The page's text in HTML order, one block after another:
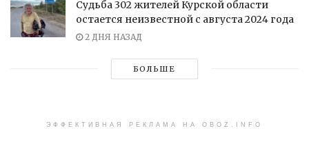
Судьба 302 жителей Курской области
остается неизвестной с августа 2024 года
2 ДНЯ НАЗАД
БОЛЬШЕ
ЭФФЕКТИВНАЯ РЕКЛАМА НА OBOZ.INFO